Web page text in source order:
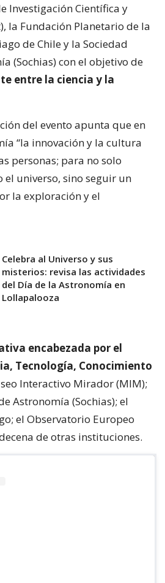
Investigación Científica y
la Fundación Planetario de la
de Chile y la Sociedad
(Sochias) con el objetivo de
entre la ciencia y la
del evento apunta que en
“la innovación y la cultura
personas; para no solo
el universo, sino seguir un
la exploración y el
Celebra al Universo y sus
misterios: revisa las actividades
del Día de la Astronomía en
Lollapalooza
encabezada por el
Tecnología, Conocimiento
Interactivo Mirador (MIM);
Astronomía (Sochias); el
el Observatorio Europeo
de otras instituciones.